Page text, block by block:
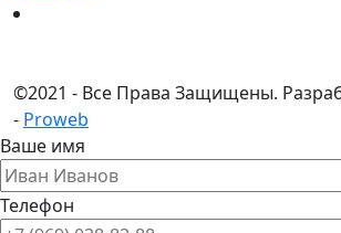
©2021 - Все Права Защищены.
- Proweb
Ваше имя
Телефон